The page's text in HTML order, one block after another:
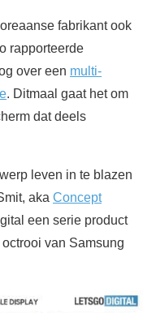
fabrikant ook
rapporteerde
over een multi-
. Ditmaal gaat het om
dat deels
leven in te blazen
aka Concept
een serie product
van Samsung